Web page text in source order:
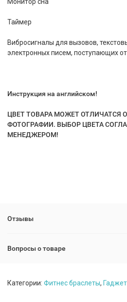
Таймер
Вибросигналы для вызовов,
электронных писем, поступающих
Инструкция на английском!
ЦВЕТ ТОВАРА МОЖЕТ ОТЛИЧАТСЯ
ФОТОГРАФИИ. ВЫБОР ЦВЕТА
МЕНЕДЖЕРОМ!
Отзывы
Вопросы о товаре
Категории: Фитнес браслеты,